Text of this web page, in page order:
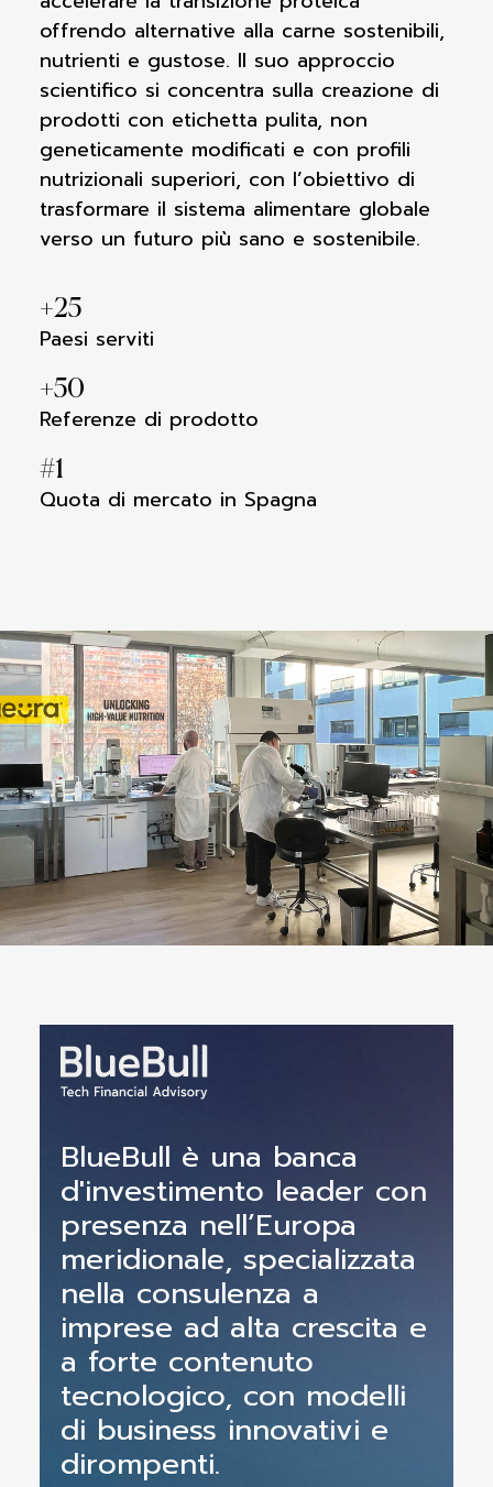
offrendo alternative alla carne sostenibili,
nutrienti e gustose. Il suo approccio
scientifico si concentra sulla creazione di
prodotti con etichetta pulita, non
geneticamente modificati e con profili
nutrizionali superiori, con l’obiettivo di
trasformare il sistema alimentare globale
verso un futuro più sano e sostenibile.
+25
Paesi serviti
+50
Referenze di prodotto
#1
Quota di mercato in Spagna
BlueBull è una banca
d'investimento leader con
presenza nell’Europa
meridionale, specializzata
nella consulenza a
imprese ad alta crescita e
a forte contenuto
tecnologico, con modelli
di business innovativi e
dirompenti.